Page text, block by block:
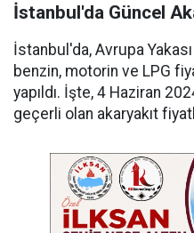
İstanbul'da Güncel
İstanbul'da, Avrupa
benzin, motorin ve LPG
yapıldı. İşte, 4 Haziran
geçerli olan akaryakıt